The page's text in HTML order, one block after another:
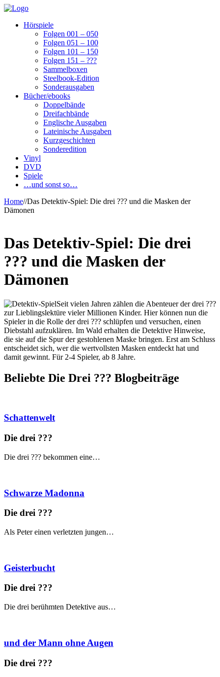
Hörspiele
Folgen 001 – 050
Folgen 051 – 100
Folgen 101 – 150
Folgen 151 – ???
Sammelboxen
Steelbook-Edition
Sonderausgaben
Bücher/ebooks
Doppelbände
Dreifachbände
Englische Ausgaben
Lateinische Ausgaben
Kurzgeschichten
Sonderedition
Vinyl
DVD
Spiele
…und sonst so…
Home//Das Detektiv-Spiel: Die drei ??? und die Masken der
Dämonen
Das Detektiv-Spiel: Die drei
??? und die Masken der
Dämonen
Seit vielen Jahren zählen die Abenteuer der drei ???
zur Lieblingslektüre vieler Millionen Kinder. Hier können nun die
Spieler in die Rolle der drei ??? schlüpfen und versuchen, einen
Diebstahl aufzuklären. Im Wald erhalten die Detektive Hinweise,
die sie auf die Spur der gestohlenen Maske bringen. Erst am Schluss
entscheidet sich, wer die wertvollsten Masken entdeckt hat und
damit gewinnt. Für 2-4 Spieler, ab 8 Jahre.
Beliebte Die Drei ??? Blogbeiträge
Schattenwelt
Die drei ???
Die drei ??? bekommen eine…
Schwarze Madonna
Die drei ???
Als Peter einen verletzten jungen…
Geisterbucht
Die drei ???
Die drei berühmten Detektive aus…
und der Mann ohne Augen
Die drei ???